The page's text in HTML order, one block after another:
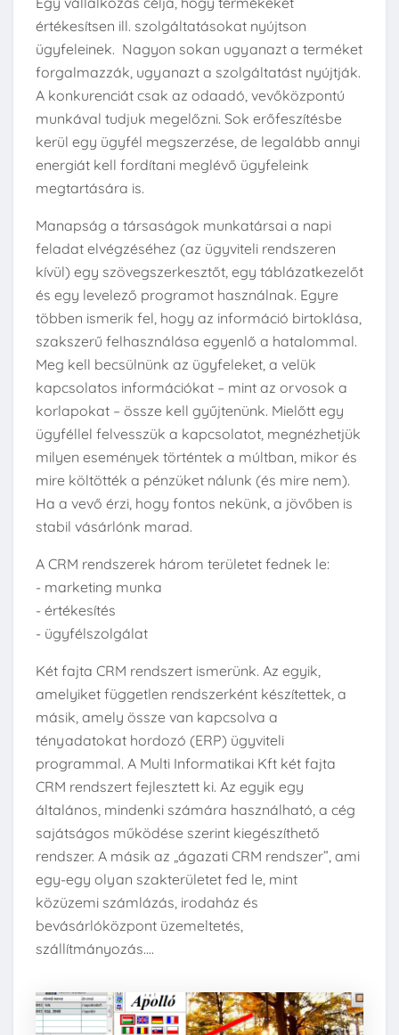
értékesítsen ill. szolgáltatásokat nyújtson
ügyfeleinek. Nagyon sokan ugyanazt a terméket
forgalmazzák, ugyanazt a szolgáltatást nyújtják.
A konkurenciát csak az odaadó, vevőközpontú
munkával tudjuk megelőzni. Sok erőfeszítésbe
kerül egy ügyfél megszerzése, de legalább annyi
energiát kell fordítani meglévő ügyfeleink
megtartására is.
Manapság a társaságok munkatársai a napi
feladat elvégzéséhez (az ügyviteli rendszeren
kívül) egy szövegszerkesztőt, egy táblázatkezelőt
és egy levelező programot használnak. Egyre
többen ismerik fel, hogy az információ birtoklása,
szakszerű felhasználása egyenlő a hatalommal.
Meg kell becsülnünk az ügyfeleket, a velük
kapcsolatos információkat – mint az orvosok a
korlapokat – össze kell gyűjtenünk. Mielőtt egy
ügyféllel felvesszük a kapcsolatot, megnézhetjük
milyen események történtek a múltban, mikor és
mire költötték a pénzüket nálunk (és mire nem).
Ha a vevő érzi, hogy fontos nekünk, a jövőben is
stabil vásárlónk marad.
A CRM rendszerek három területet fednek le:
- marketing munka
- értékesítés
- ügyfélszolgálat
Két fajta CRM rendszert ismerünk. Az egyik,
amelyiket független rendszerként készítettek, a
másik, amely össze van kapcsolva a
tényadatokat hordozó (ERP) ügyviteli
programmal. A Multi Informatikai Kft két fajta
CRM rendszert fejlesztett ki. Az egyik egy
általános, mindenki számára használható, a cég
sajátságos működése szerint kiegészíthető
rendszer. A másik az „ágazati CRM rendszer”, ami
egy-egy olyan szakterületet fed le, mint
közüzemi számlázás, irodaház és
bevásárlóközpont üzemeltetés,
szállítmányozás....